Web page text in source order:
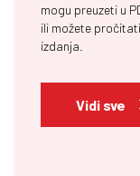
mogu preuzeti u
ili možete
izdanja.
Vidi sve